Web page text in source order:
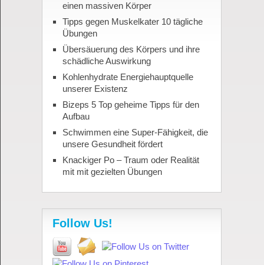
einen massiven Körper
Tipps gegen Muskelkater 10 tägliche
Übungen
Übersäuerung des Körpers und ihre
schädliche Auswirkung
Kohlenhydrate Energiehauptquelle
unserer Existenz
Bizeps 5 Top geheime Tipps für den
Aufbau
Schwimmen eine Super-Fähigkeit, die
unsere Gesundheit fördert
Knackiger Po – Traum oder Realität
mit mit gezielten Übungen
Follow Us!